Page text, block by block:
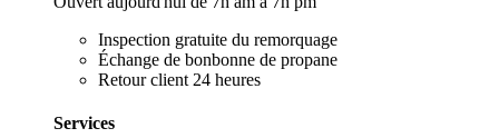
Inspection gratuite du remorquage
Échange de bonbonne de propane
Retour client 24 heures
Services